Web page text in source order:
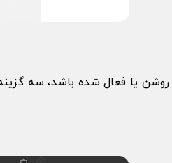
روشن یا فعال شده باشد، سه